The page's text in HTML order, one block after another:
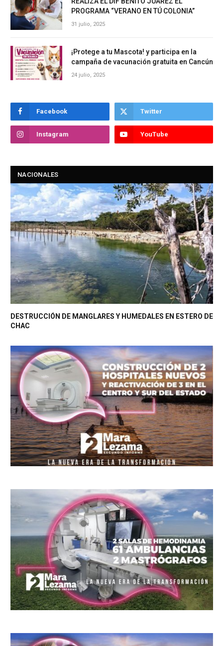
PROGRAMA “VERANO EN TÚ COLONIA”
31 julio, 2025
¡Protege a tu Mascota! y participa en la
campaña de vacunación gratuita en Cancún
24 julio, 2025
Facebook Twitter
Instagram YouTube
NACIONALES
DESTRUCCIÓN DE MANGLARES Y HUMEDALES EN ESTERO DE
CHAC